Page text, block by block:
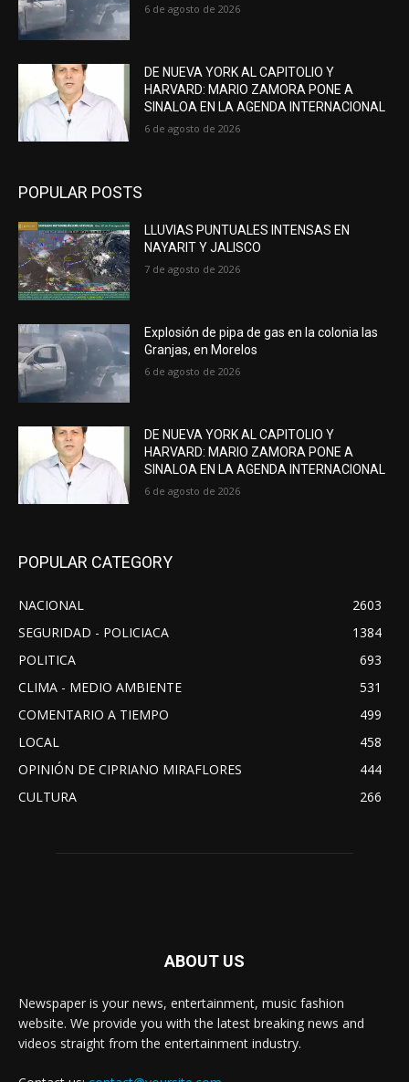
6 de agosto de 2026
DE NUEVA YORK AL CAPITOLIO Y
HARVARD: MARIO ZAMORA PONE A
SINALOA EN LA AGENDA INTERNACIONAL
6 de agosto de 2026
POPULAR POSTS
LLUVIAS PUNTUALES INTENSAS EN
NAYARIT Y JALISCO
7 de agosto de 2026
Explosión de pipa de gas en la colonia las
Granjas, en Morelos
6 de agosto de 2026
DE NUEVA YORK AL CAPITOLIO Y
HARVARD: MARIO ZAMORA PONE A
SINALOA EN LA AGENDA INTERNACIONAL
6 de agosto de 2026
POPULAR CATEGORY
NACIONAL
2603
SEGURIDAD - POLICIACA
1384
POLITICA
693
CLIMA - MEDIO AMBIENTE
531
COMENTARIO A TIEMPO
499
LOCAL
458
OPINIÓN DE CIPRIANO MIRAFLORES
444
CULTURA
266
ABOUT US
Newspaper is your news, entertainment, music fashion
website. We provide you with the latest breaking news and
videos straight from the entertainment industry.